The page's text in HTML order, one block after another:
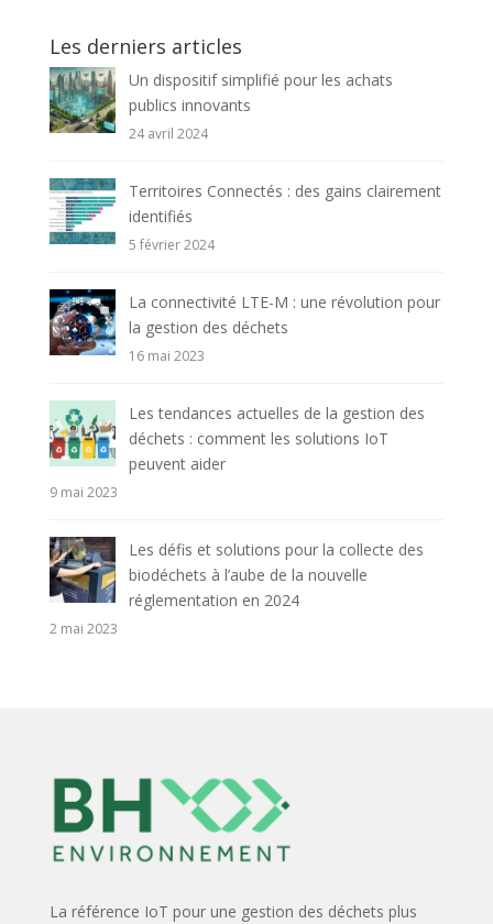
Les derniers articles
Un dispositif simplifié pour les achats
publics innovants
24 avril 2024
Territoires Connectés : des gains clairement
identifiés
5 février 2024
La connectivité LTE-M : une révolution pour
la gestion des déchets
16 mai 2023
Les tendances actuelles de la gestion des
déchets : comment les solutions IoT
peuvent aider
9 mai 2023
Les défis et solutions pour la collecte des
biodéchets à l’aube de la nouvelle
réglementation en 2024
2 mai 2023
La référence IoT pour une gestion des déchets plus